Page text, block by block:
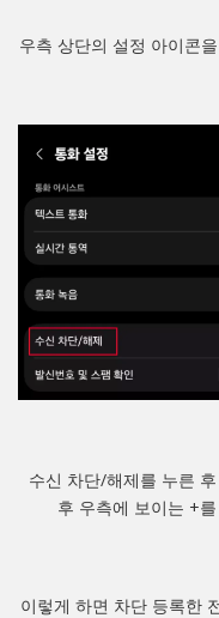
우측 상단의 설정 아이콘
수신 차단/해제를 누른
후 우측에 보이는 +
이렇게 하면 차단 등록한